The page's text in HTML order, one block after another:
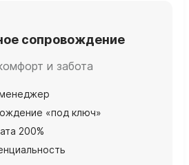
сопровождение
и забота
«под ключ»
200%